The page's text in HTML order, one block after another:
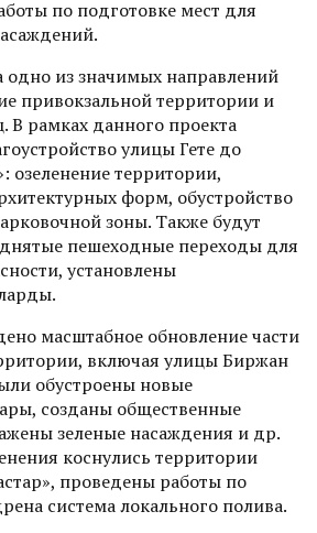
по подготовке мест для
одно из значимых направлений
привокзальной территории и
В рамках данного проекта
улицы Гете до
озеленение территории,
форм, обустройство
зоны. Также будут
пешеходные переходы для
установлены
масштабное обновление части
включая улицы Биржан
обустроены новые
созданы общественные
зеленые насаждения и др.
коснулись территории
проведены работы по
система локального полива.